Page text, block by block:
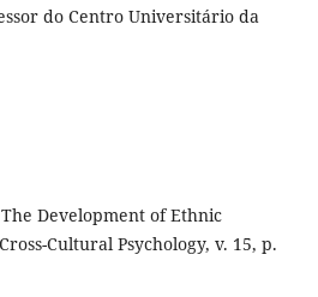
do Centro Universitário da
The Development of Ethnic
Cultural Psychology, v. 15, p.